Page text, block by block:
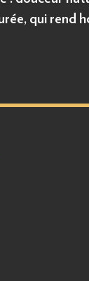
qui rend